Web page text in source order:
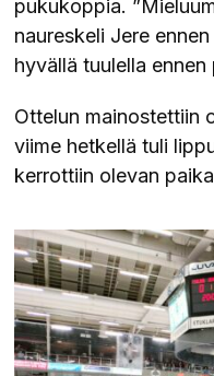
pukukoppia.
naureskeli Jere
hyvällä tuulella ennen
Ottelun mainostettiin
viime hetkellä tuli
kerrottiin olevan